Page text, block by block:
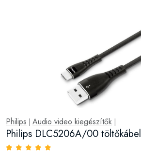
Philips Audio video kiegészítők
Philips DLC5206A/00 töltőkábel